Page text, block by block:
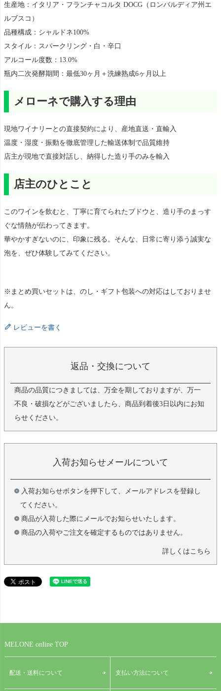
生産地：イタリア・フランチャコルタ DOCG（ロンバルディア州エ
ルブスコ）
品種構成：シャルドネ100%
スタイル：スパークリング・白・辛口
アルコール度数：13.0%
瓶内二次発酵期間：最低30ヶ月＋洗練熟成6ヶ月以上
メローネで購入する理由
現地ワイナリーとの直接契約により、産地直送・直輸入
温度・湿度・振動を徹底管理した輸送体制で品質維持
店主が現地で直接対話し、納得した造り手のみを輸入
店主のひとこと
このワインを飲むと、丁寧に育てられたブドウと、造り手のまっす
ぐな情熱が伝わってきます。
華やかすぎないのに、印象に残る。そんな、日常に寄り添う誠実な
泡を、ぜひ体験してみてください。
※まとめ買いセットは、のし・ギフト包装への対応はしておりませ
ん。
レビューを書く
返品・交換について
商品の品質につきましては、万全を期しておりますが、万一
不良・破損などがございましたら、商品到着後3日以内にお知
らせください。
入荷お知らせメールについて
入荷お知らせボタンを押下して、メールアドレスを登録し
てください。
商品が入荷した際にメールでお知らせいたします。
商品の入荷やご注文を確定するものではありません。
詳しくはこちら
MELONE online TOP
配送・送料について 支払い方法について